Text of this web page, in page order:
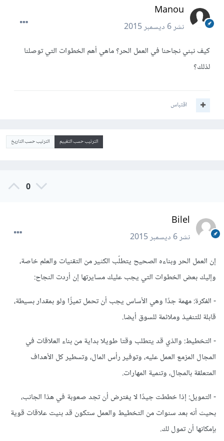
Manou
نشر6 ديسمبر 2015
كيف نبني نجاحنا في العمل الحر؟ ماهي أهم الخطوات التي توصلنا
لذلك؟
اقتباس
الترتيب حسب التقييم الترتيب حسب التاريخ
0
Bilel
نشر6 ديسمبر 2015
إن العمل الحر وبناءه الصحيح يتطلّب الكثير من التقنيات والعلم خاصة،
وإليك بعض الخطوات التي يجب عليك مسايرتها إن أردت النجاح:
- الفكرة: مهمة جدًا وهي الأساس يجب أن تحمل تميزًا ولو بمقدار بسيطة،
قابلة للتنفيذ وملائمة للسوق أيضا.
- التخطيط: والذي قد يتطلب وقتا طويلا بداية من بناء العلاقات في
المجال المزمع العمل عليه، وتوفير رأس المال، وتسطير كل الأهداف
المتعلقة بالمجال، وتنمية المهارات.
- التمويل: إذا خططت جيدًا لا يفترض أن تجد صعوبة في هذا الجانب،
بحيث أنه بعد سنوات من التخطيط والعمل ستكون قد بنيت علاقات قوية
بإمكانها أن تمول لك.